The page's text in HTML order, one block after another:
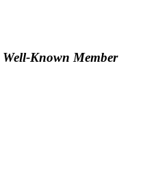
Well-Known Member